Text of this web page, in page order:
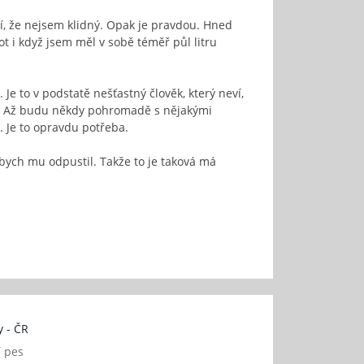
že nejsem klidný. Opak je pravdou. Hned
i když jsem měl v sobě téměř půl litru
to v podstatě nešťastný člověk, který neví,
budu někdy pohromadě s nějakými
to opravdu potřeba.
mu odpustil. Takže to je taková má
- ČR
pes